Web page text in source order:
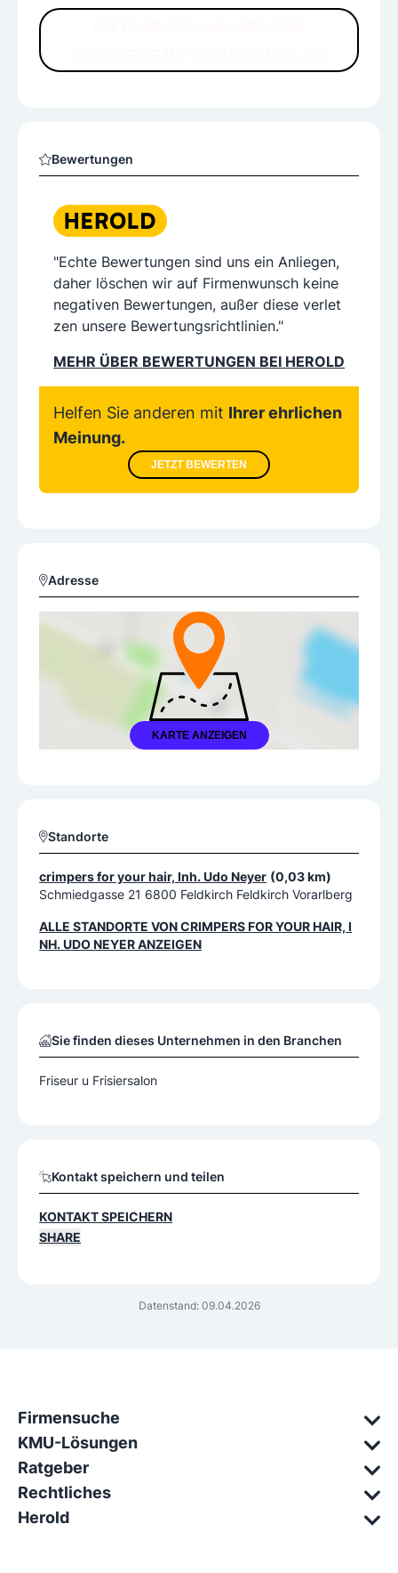
Bewertungen
"Echte Bewertungen sind uns ein Anliegen,
daher löschen wir auf Firmenwunsch keine
negativen Bewertungen, außer diese verlet
zen unsere Bewertungsrichtlinien."
MEHR ÜBER BEWERTUNGEN BEI HEROLD
Helfen Sie anderen mit Ihrer ehrlichen
Meinung.
JETZT BEWERTEN
Adresse
KARTE ANZEIGEN
Datenstand: 09.04.2026
Standorte
crimpers for your hair, Inh. Udo Neyer (0,03 km)
Schmiedgasse 21 6800 Feldkirch Feldkirch Vorarlberg
ALLE STANDORTE VONCRIMPERS FOR YOUR HAIR, I
NH. UDO NEYERANZEIGEN
Sie finden dieses Unternehmen in den Branchen
Friseur u Frisiersalon
Kontakt speichern und teilen
KONTAKT SPEICHERN
SHARE
Firmensuche
KMU-Lösungen
Ratgeber
Rechtliches
Herold